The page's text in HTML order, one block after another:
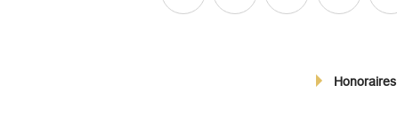
Honoraires